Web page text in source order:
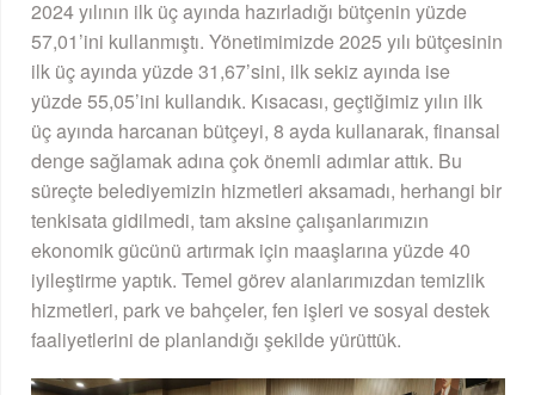
2024 yılının ilk üç ayında hazırladığı bütçenin yüzde
57,01’ini kullanmıştı. Yönetimimizde 2025 yılı bütçesinin
ilk üç ayında yüzde 31,67’sini, ilk sekiz ayında ise
yüzde 55,05’ini kullandık. Kısacası, geçtiğimiz yılın ilk
üç ayında harcanan bütçeyi, 8 ayda kullanarak, finansal
denge sağlamak adına çok önemli adımlar attık. Bu
süreçte belediyemizin hizmetleri aksamadı, herhangi bir
tenkisata gidilmedi, tam aksine çalışanlarımızın
ekonomik gücünü artırmak için maaşlarına yüzde 40
iyileştirme yaptık. Temel görev alanlarımızdan temizlik
hizmetleri, park ve bahçeler, fen işleri ve sosyal destek
faaliyetlerini de planlandığı şekilde yürüttük.